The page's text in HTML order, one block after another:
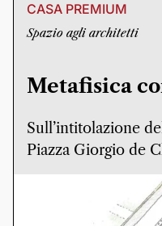
CASA PREMIUM
Spazio agli architetti
Metafisica
Sull’intitolazione
Piazza Giorgio de